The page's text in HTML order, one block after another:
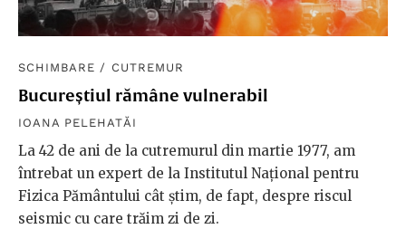
SCHIMBARE / CUTREMUR
Bucureștiul rămâne vulnerabil
IOANA PELEHATĂI
La 42 de ani de la cutremurul din martie 1977, am
întrebat un expert de la Institutul Național pentru
Fizica Pământului cât știm, de fapt, despre riscul
seismic cu care trăim zi de zi.